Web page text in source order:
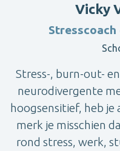
Vicky
Stresscoach
Stress-, burn-out-
neurodivergente
hoogsensitief, heb je
merk je misschien
rond stress, werk,